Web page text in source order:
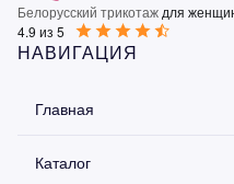
Белорусский трикотаж для
4.9 из 5
НАВИГАЦИЯ
Главная
Каталог